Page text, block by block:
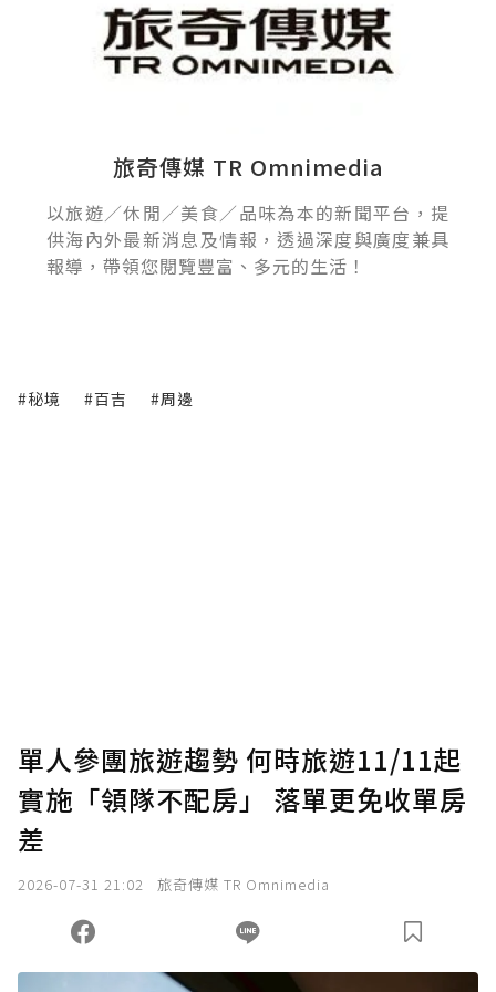
旅奇傳媒 TR Omnimedia
以旅遊／休閒／美食／品味為本的新聞平台，提
供海內外最新消息及情報，透過深度與廣度兼具
報導，帶領您閱覽豐富、多元的生活！
#秘境 #百吉 #周邊
單人參團旅遊趨勢 何時旅遊11/11起
實施「領隊不配房」 落單更免收單房
差
2026-07-31 21:02 旅奇傳媒 TR Omnimedia